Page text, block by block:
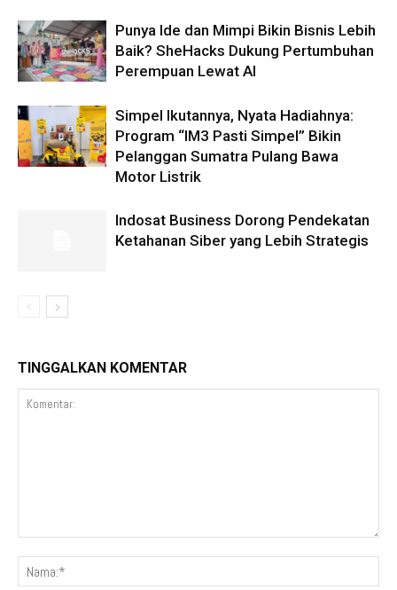
Punya Ide dan Mimpi Bikin Bisnis Lebih
Baik? SheHacks Dukung Pertumbuhan
Perempuan Lewat AI
Simpel Ikutannya, Nyata Hadiahnya:
Program “IM3 Pasti Simpel” Bikin
Pelanggan Sumatra Pulang Bawa
Motor Listrik
Indosat Business Dorong Pendekatan
Ketahanan Siber yang Lebih Strategis
TINGGALKAN KOMENTAR